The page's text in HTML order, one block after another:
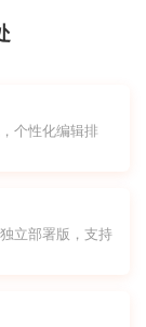
个性化编辑排
立部署版，支持